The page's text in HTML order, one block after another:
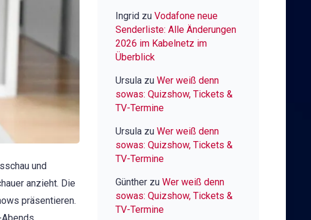
und
anzieht. Die
präsentieren.
Ingrid zu Vodafone neue
Senderliste: Alle Änderungen
2026 im Kabelnetz im
Überblick
Ursula zu Wer weiß denn
sowas: Quizshow, Tickets &
TV-Termine
Ursula zu Wer weiß denn
sowas: Quizshow, Tickets &
TV-Termine
Günther zu Wer weiß denn
sowas: Quizshow, Tickets &
TV-Termine